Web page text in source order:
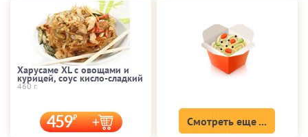
Харусаме XL с овощами и
курицей, соус кисло-сладкий
460 г.
459 Смотреть еще ...